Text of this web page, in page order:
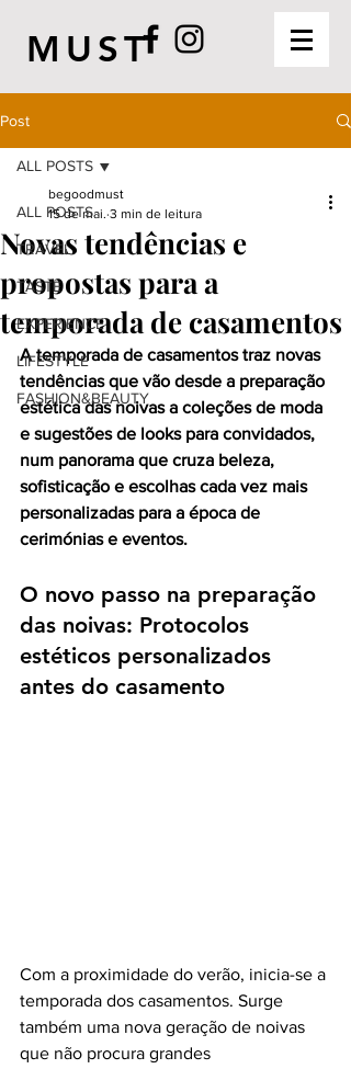
MUST
Post
ALL POSTS
TRAVEL
TASTE
EXPERIENCE
LIFESTYLE
FASHION&BEAUTY
ALL POSTS
Novas tendências e
propostas para a
temporada de casamentos
begoodmust
15 de mai. 3 min de leitura
A temporada de casamentos traz novas
tendências que vão desde a preparação
estética das noivas a coleções de moda
e sugestões de looks para convidados,
num panorama que cruza beleza,
sofisticação e escolhas cada vez mais
personalizadas para a época de
cerimónias e eventos.
O novo passo na preparação
das noivas: Protocolos
estéticos personalizados
antes do casamento
Com a proximidade do verão, inicia-se a
temporada dos casamentos. Surge
também uma nova geração de noivas
que não procura grandes